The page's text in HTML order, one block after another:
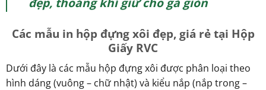
Các mẫu in hộp đựng xôi đẹp, giá rẻ tại Hộp
Giấy RVC
Dưới đây là các mẫu hộp đựng xôi được phân loại theo
hình dáng (vuông – chữ nhật) và kiểu nắp (nắp trong –